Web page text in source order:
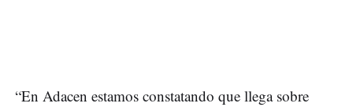
“En Adacen estamos constatando que llega sobre